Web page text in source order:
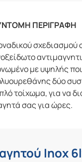
ΠΕΡΙΓΡΑΦΗ
σχεδιασμού
με υψηλής
δύο
τοίχωμα, για να
σας για ώρες.
Inox